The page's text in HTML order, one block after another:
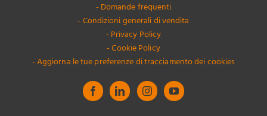
- Domande frequenti
- Condizioni generali di vendita
- Privacy Policy
- Cookie Policy
- Aggiorna le tue preferenze di tracciamento dei cookies